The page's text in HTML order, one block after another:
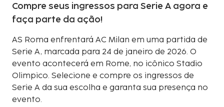
Compre seus ingressos para Serie A agora e
faça parte da ação!
AS Roma enfrentará AC Milan em uma partida de
Serie A, marcada para 24 de janeiro de 2026. O
evento acontecerá em Rome, no icônico Stadio
Olimpico. Selecione e compre os ingressos de
Serie A da sua escolha e garanta sua presença no
evento.